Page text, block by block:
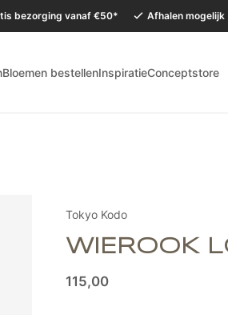
bezorging vanaf €50* Afhalen mogelijk
Bloemen bestellenInspiratieConceptstore
Tokyo Kodo
WIEROOK
115,00